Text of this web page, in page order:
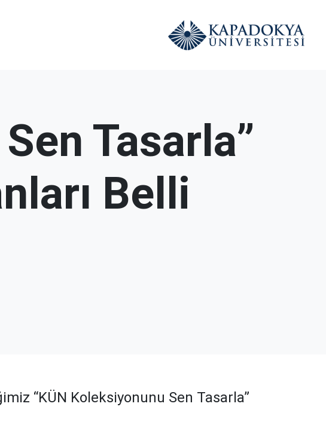
Tasarla”
Belli
“KÜN Koleksiyonunu Sen Tasarla”